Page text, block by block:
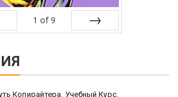
1 of 9
Копирайтера. Учебный Курс.